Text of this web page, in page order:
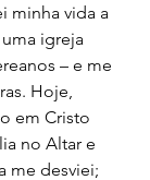
minha vida a
igreja
– e me
Hoje,
em Cristo
no Altar e
me desviei;